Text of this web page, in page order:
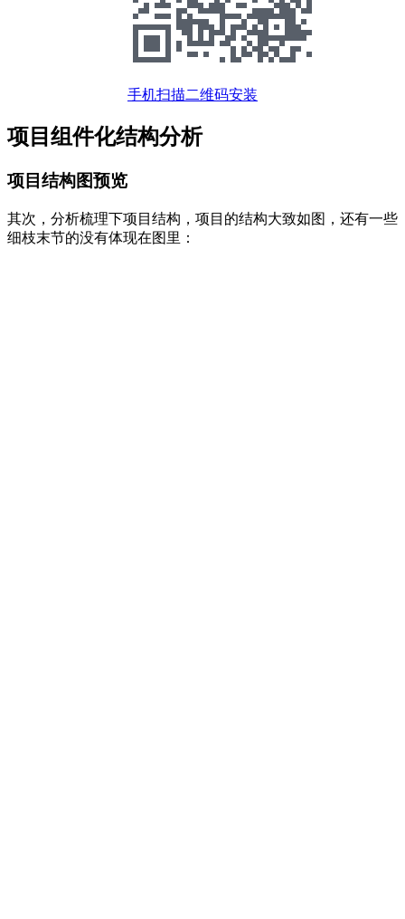
手机扫描二维码安装
项目组件化结构分析
项目结构图预览
其次，分析梳理下项目结构，项目的结构大致如图，还有一些
细枝末节的没有体现在图里：